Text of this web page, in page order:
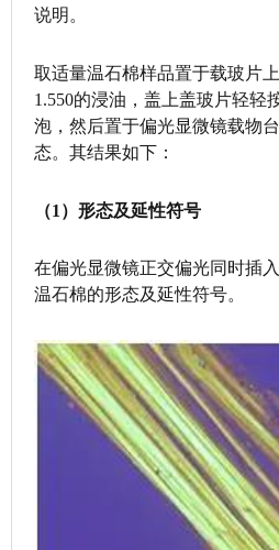
说明。
取适量温石棉样品置于载玻片
1.550的浸油，盖上盖玻片轻轻
泡，然后置于偏光显微镜载物
态。其结果如下：
（1）形态及延性符号
在偏光显微镜正交偏光同时插
温石棉的形态及延性符号。